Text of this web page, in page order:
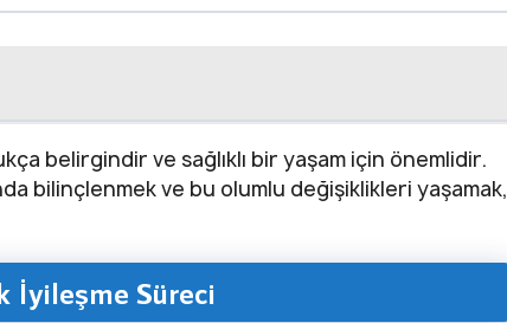
belirgindir ve sağlıklı bir yaşam için önemlidir.
bilinçlenmek ve bu olumlu değişiklikleri yaşamak,
İyileşme Süreci